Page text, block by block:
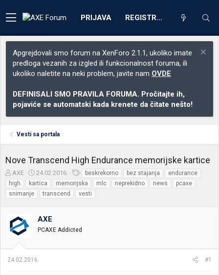
PRIJAVA REGISTRACIJA
Apgrejdovali smo forum na XenForo 2.1.1, ukoliko imate
predloga vezanih za izgled ili funkcionalnost foruma, ili
ukoliko naletite na neki problem, javite nam OVDE
DEFINISALI SMO PRAVILA FORUMA. Pročitajte ih,
pojaviće se automatski kada krenete da čitate nešto!
Vesti sa portala
Nove Transcend High Endurance memorijske kartice
Z
a
č
e
n
i
k
m
AXE
D
a
t
p
k
t
24.02.2016.
z
n
a
beskrekorno bez stajanja
endurance
high
kartica memorijska mlc neprekidno news
pcaxe
snimanje
transcend vesti
AXE
PCAXE Addicted
24.02.2016. #1